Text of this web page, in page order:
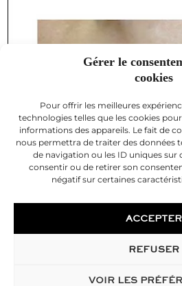
Gérer le
cookies
Pour offrir les meilleures
technologies telles que les cookies
informations des appareils. Le fait de
nous permettra de traiter des données
de navigation ou les ID uniques sur
consentir ou de retirer son
négatif sur certaines
ACCEPTER
REFUSER
VOIR LES